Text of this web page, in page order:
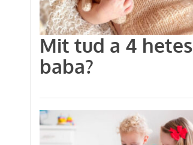
Mit tud a 4 hetes
baba?